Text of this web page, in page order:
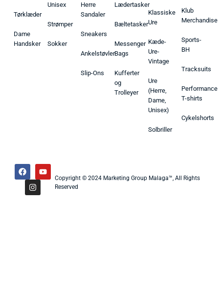
Tørklæder
Dame
Handsker
Unisex
Strømper
Sokker
Herre
Sandaler
Sneakers
Ankelstøvler
Slip-Ons
Lædertasker
Bæltetasker
Messenger
Bags
Kufferter
og
Trolleyer
Klassiske
Ure
Kæde-
Ure-
Vintage
Ure
(Herre,
Dame,
Unisex)
Solbriller
Klub
Merchandise
Sports-
BH
Tracksuits
Performance
T-shirts
Cykelshorts
Copyright © 2024 Marketing Group Malaga™, All Rights
Reserved